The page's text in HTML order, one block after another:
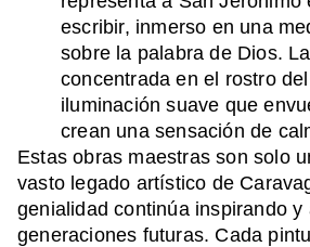
escribir, inmerso en una
sobre la palabra de Dios.
concentrada en el rostro
iluminación suave que
crean una sensación de
Estas obras maestras son solo
vasto legado artístico de
genialidad continúa inspirando
generaciones futuras. Cada